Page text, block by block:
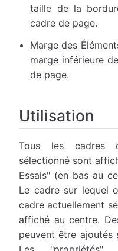
taille de la
cadre de page.
Marge des
marge inférieure
de page.
Utilisation
Tous les cadres
sélectionné sont
Essais" (en bas au
Le cadre sur lequel
cadre actuellement
affiché au centre.
peuvent être ajoutés